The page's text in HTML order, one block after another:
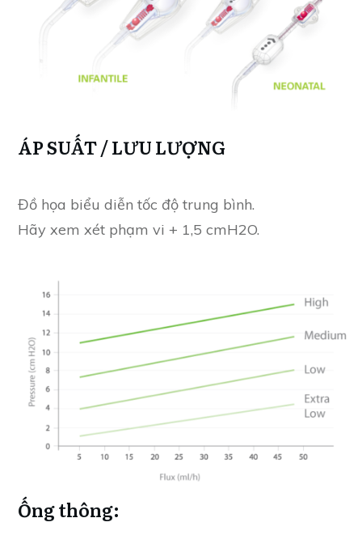
ÁP SUẤT / LƯU LƯỢNG
Đồ họa biểu diễn tốc độ trung bình.
Hãy xem xét phạm vi + 1,5 cmH2O.
Ống thông: